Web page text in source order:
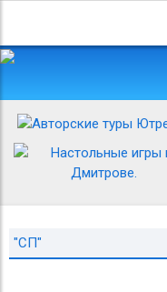
"СП"